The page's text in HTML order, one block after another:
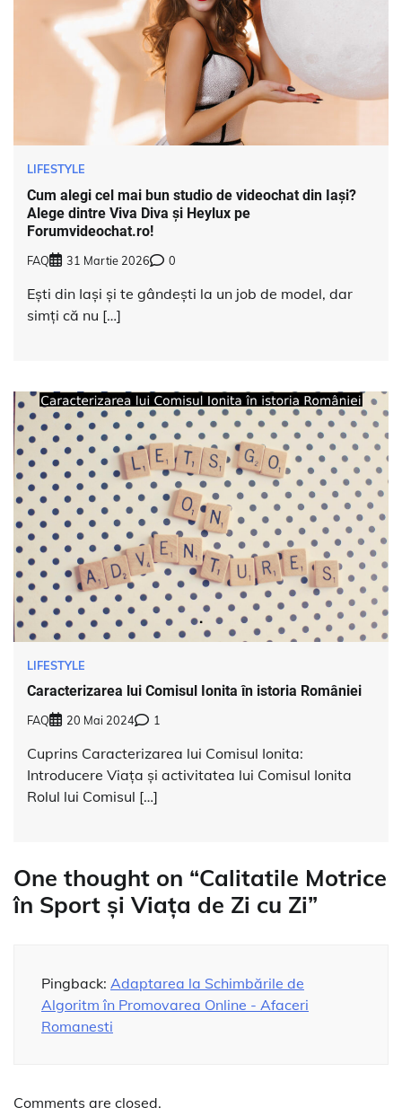
LIFESTYLE
Cum alegi cel mai bun studio de videochat din Iași?
Alege dintre Viva Diva și Heylux pe
Forumvideochat.ro!
FAQ 31 Martie 2026 0
Ești din Iași și te gândești la un job de model, dar
simți că nu […]
LIFESTYLE
Caracterizarea lui Comisul Ionita în istoria României
FAQ 20 Mai 2024 1
Cuprins Caracterizarea lui Comisul Ionita:
Introducere Viața și activitatea lui Comisul Ionita
Rolul lui Comisul […]
One thought on “Calitatile Motrice
în Sport și Viața de Zi cu Zi”
Pingback: Adaptarea la Schimbările de
Algoritm în Promovarea Online - Afaceri
Romanesti
Comments are closed.